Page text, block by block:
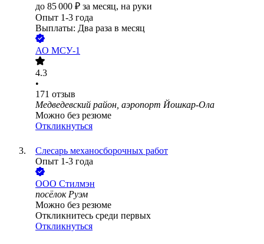
до 85 000 ₽ за месяц, на руки
Опыт 1-3 года
Выплаты: Два раза в месяц
АО МСУ-1
4.3
•
171 отзыв
Медведевский район, аэропорт Йошкар-Ола
Можно без резюме
Откликнуться
Слесарь механосборочных работ
Опыт 1-3 года
ООО Стилмэн
посёлок Руэм
Можно без резюме
Откликнитесь среди первых
Откликнуться